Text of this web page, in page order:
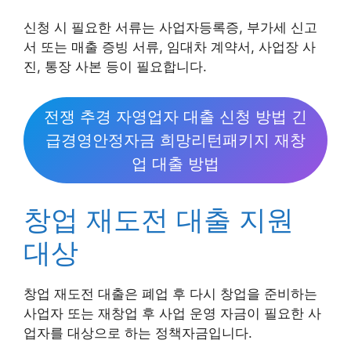
신청 시 필요한 서류는 사업자등록증, 부가세 신고
서 또는 매출 증빙 서류, 임대차 계약서, 사업장 사
진, 통장 사본 등이 필요합니다.
전쟁 추경 자영업자 대출 신청 방법 긴
급경영안정자금 희망리턴패키지 재창
업 대출 방법
창업 재도전 대출 지원
대상
창업 재도전 대출은 폐업 후 다시 창업을 준비하는
사업자 또는 재창업 후 사업 운영 자금이 필요한 사
업자를 대상으로 하는 정책자금입니다.